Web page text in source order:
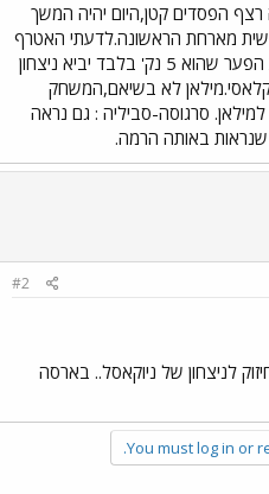
הפסדים קטן,היום יהיה המשך
מארחת הראשונה.לדעתי האטרף
באיצטדיון יחד עם הרצון לסגור את הפער שהוא 5 נק' בלבד יביא ניצחון
קלאסי.מילאן לא בשיאם,המשחק
למילאן. סרגוסה-סביליה : גם נראה
שנראות באותה הרמה.
#2
לניצחון של ניוקאסל.. בארסה
You must log in or